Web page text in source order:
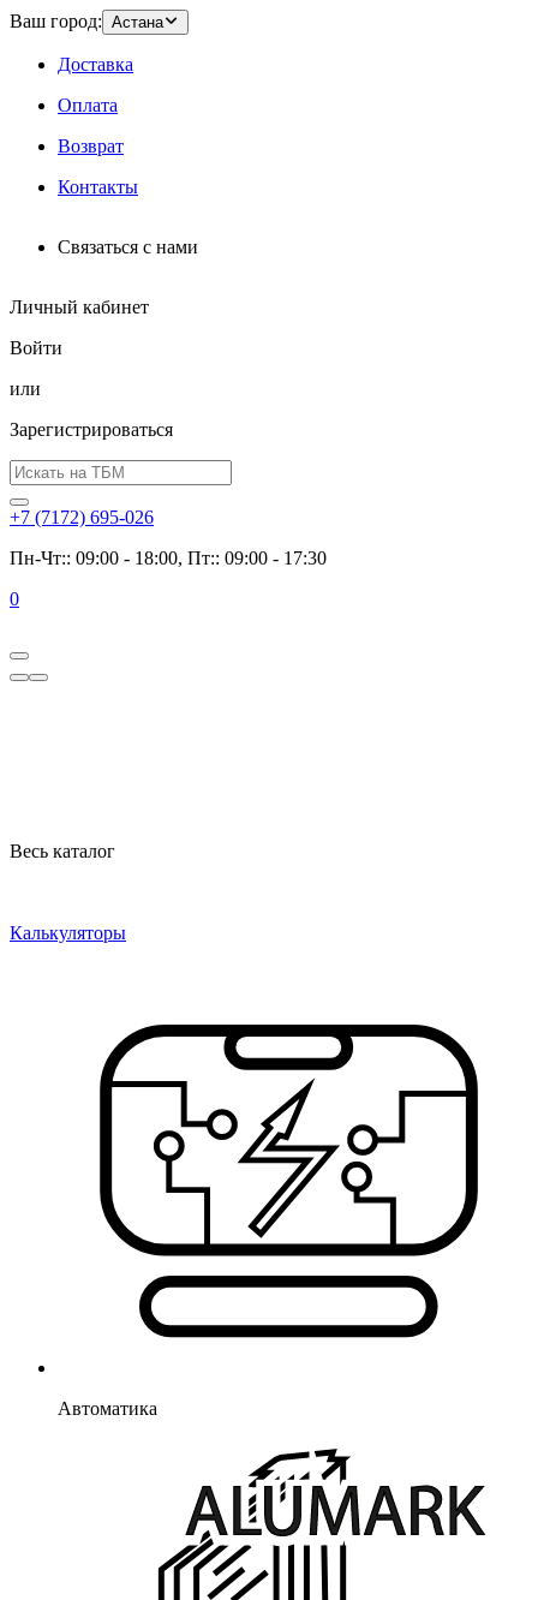
Ваш город: Астана
Доставка
Оплата
Возврат
Контакты
Связаться с нами
Личный кабинет
Войти
или
Зарегистрироваться
+7 (7172) 695-026
Пн-Чт:: 09:00 - 18:00, Пт:: 09:00 - 17:30
0
Весь каталог
Калькуляторы
Автоматика